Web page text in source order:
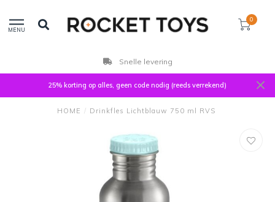
MENU
0
Snelle levering
25% korting op alles, geen code nodig (reeds verrekend)
HOME / Drinkfles Lichtblauw 750 ml RVS